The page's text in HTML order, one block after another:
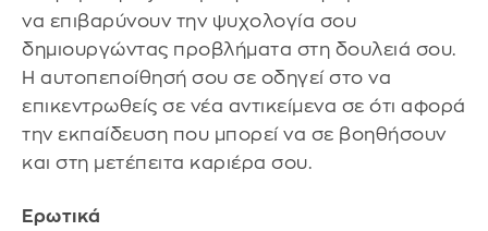
να επιβαρύνουν την ψυχολογία σου
δημιουργώντας προβλήματα στη δουλειά σου.
Η αυτοπεποίθησή σου σε οδηγεί στο να
επικεντρωθείς σε νέα αντικείμενα σε ότι αφορά
την εκπαίδευση που μπορεί να σε βοηθήσουν
και στη μετέπειτα καριέρα σου.
Ερωτικά